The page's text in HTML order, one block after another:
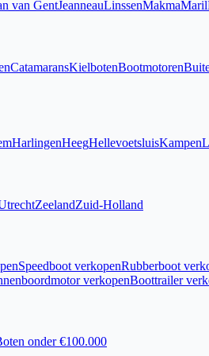
van GentJeanneauLinssenMakmaMaril
CatamaransKielbotenBootmotoren
HarlingenHeegHellevoetsluisKampen
ZeelandZuid-Holland
Speedboot verkopenRubberboot
verkopenBoottrailer
onder €100.000